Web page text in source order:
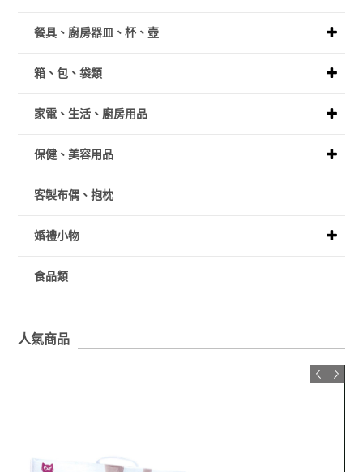
餐具、廚房器皿、杯、壺
箱、包、袋類
家電、生活、廚房用品
保健、美容用品
客製布偶、抱枕
婚禮小物
食品類
人氣商品